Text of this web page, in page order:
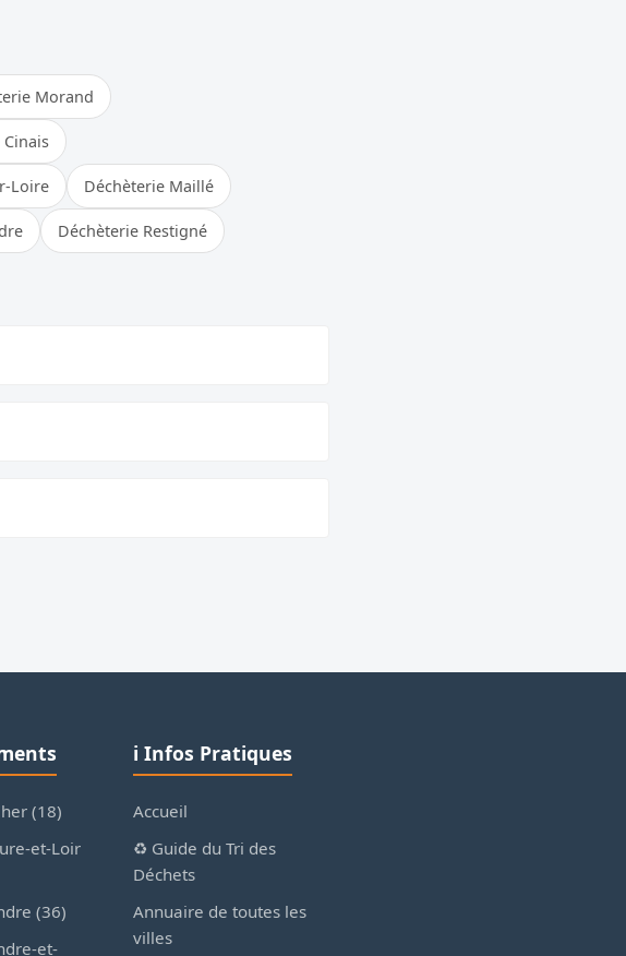
Morand
Loire Déchèterie Maillé
Déchèterie Restigné
(18)
et-Loir
(36)
et-
ℹ️ Infos Pratiques
Accueil
♻️ Guide du Tri des
Déchets
Annuaire de toutes les
villes